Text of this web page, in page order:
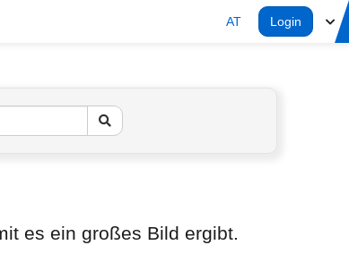
AT Login
es ein großes Bild ergibt.